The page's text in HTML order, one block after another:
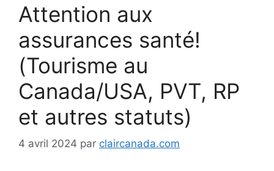
Attention aux
assurances santé!
(Tourisme au
Canada/USA, PVT, RP
et autres statuts)
4 avril 2024 par claircanada.com